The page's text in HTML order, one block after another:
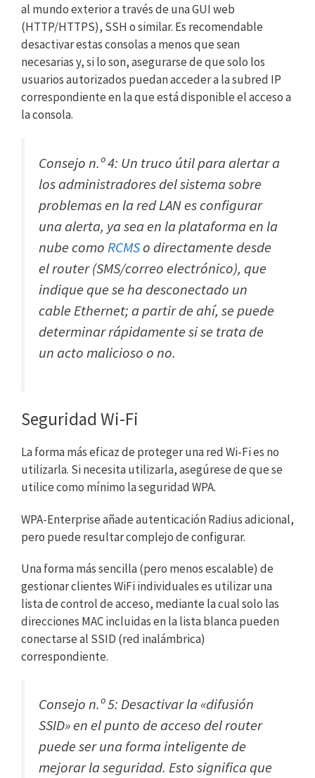
al mundo exterior a través de una GUI web
(HTTP/HTTPS), SSH o similar. Es recomendable
desactivar estas consolas a menos que sean
necesarias y, si lo son, asegurarse de que solo los
usuarios autorizados puedan acceder a la subred IP
correspondiente en la que está disponible el acceso a
la consola.
Consejo n.º 4: Un truco útil para alertar a
los administradores del sistema sobre
problemas en la red LAN es configurar
una alerta, ya sea en la plataforma en la
nube comoRCMSo directamente desde
el router (SMS/correo electrónico), que
indique que se ha desconectado un
cable Ethernet; a partir de ahí, se puede
determinar rápidamente si se trata de
un acto malicioso o no.
Seguridad Wi-Fi
La forma más eficaz de proteger una red Wi-Fi es no
utilizarla. Si necesita utilizarla, asegúrese de que se
utilice como mínimo la seguridad WPA.
WPA-Enterprise añade autenticación Radius adicional,
pero puede resultar complejo de configurar.
Una forma más sencilla (pero menos escalable) de
gestionar clientes WiFi individuales es utilizar una
lista de control de acceso, mediante la cual solo las
direcciones MAC incluidas en la lista blanca pueden
conectarse al SSID (red inalámbrica)
correspondiente.
Consejo n.º 5: Desactivar la «difusión
SSID» en el punto de acceso del router
puede ser una forma inteligente de
mejorar la seguridad. Esto significa que